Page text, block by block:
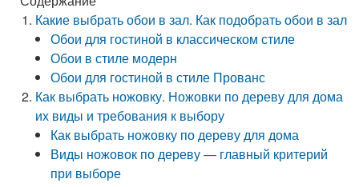
Какие выбрать обои в зал. Как подобрать обои в зал
Обои для гостиной в классическом стиле
Обои в стиле модерн
Обои для гостиной в стиле Прованс
Как выбрать ножовку. Ножовки по дереву для дома
их виды и требования к выбору
Как выбрать ножовку по дереву для дома
Виды ножовок по дереву — главный критерий
при выборе